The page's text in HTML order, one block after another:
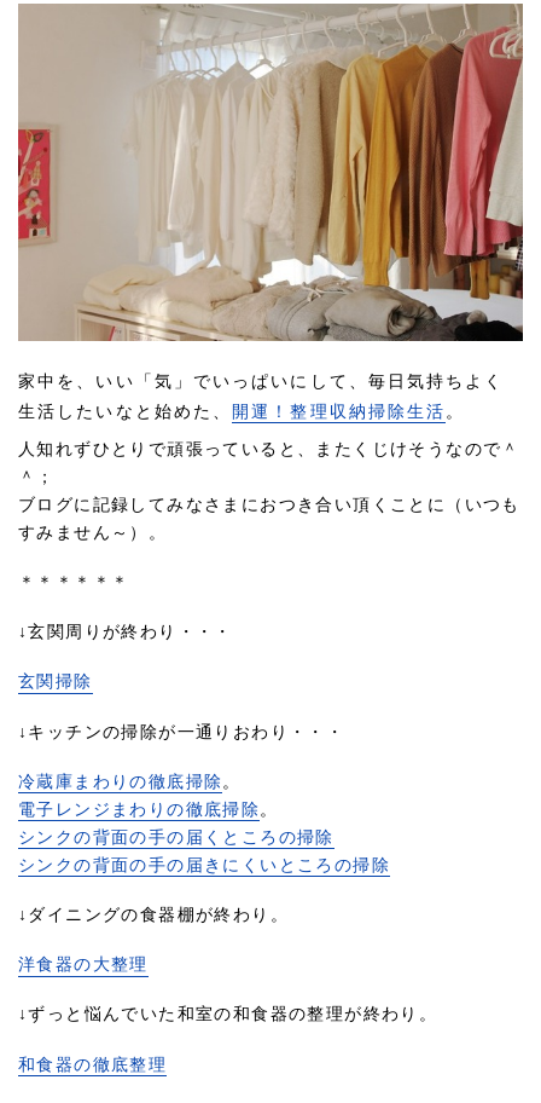
家中を、いい「気」でいっぱいにして、毎日気持ちよく
生活したいなと始めた、 開運！整理収納掃除生活 。
人知れずひとりで頑張っていると、またくじけそうなので＾
＾；
ブログに記録してみなさまにおつき合い頂くことに（いつも
すみません～）。
＊＊＊＊＊＊
↓玄関周りが終わり・・・
玄関掃除
↓キッチンの掃除が一通りおわり・・・
冷蔵庫まわりの徹底掃除 。
電子レンジまわりの徹底掃除 。
シンクの背面の手の届くところの掃除
シンクの背面の手の届きにくいところの掃除
↓ダイニングの食器棚が終わり。
洋食器の大整理
↓ずっと悩んでいた和室の和食器の整理が終わり。
和食器の徹底整理